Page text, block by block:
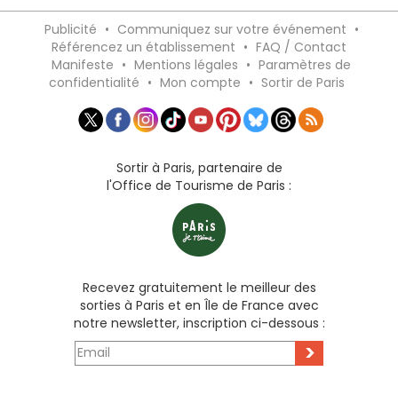
Publicité • Communiquez sur votre événement •
Référencez un établissement • FAQ / Contact
Manifeste • Mentions légales • Paramètres de
confidentialité • Mon compte • Sortir de Paris
Sortir à Paris, partenaire de
l'Office de Tourisme de Paris :
Recevez gratuitement le meilleur des
sorties à Paris et en Île de France avec
notre newsletter, inscription ci-dessous :
>